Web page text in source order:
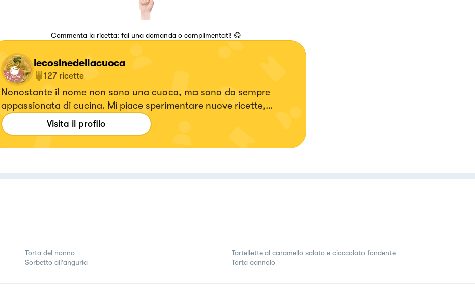
Commenta la ricetta: fai una domanda o complimentati! 😋
lecosinedellacuoca
127 ricette
Nonostante il nome non sono una cuoca, ma sono da sempre
appassionata di cucina. Mi piace sperimentare nuove ricette,
anche se le cose semplici sono le mie preferite! Preferisco i primi
piatti, i dolci invece non sono il mio forte. Ma ne troverete
comunque 😁 Mi trovate anche su Facebook e YouTube con lo
Visita il profilo
Torta del nonno
Sorbetto all'anguria
Tartellette al caramello salato e cioccolato fondente
Torta cannolo